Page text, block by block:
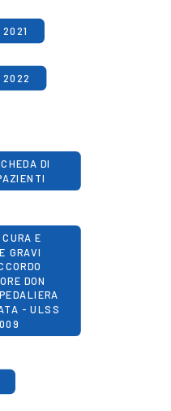
2021
2022
DI
E
GRAVI
DON
- ULSS